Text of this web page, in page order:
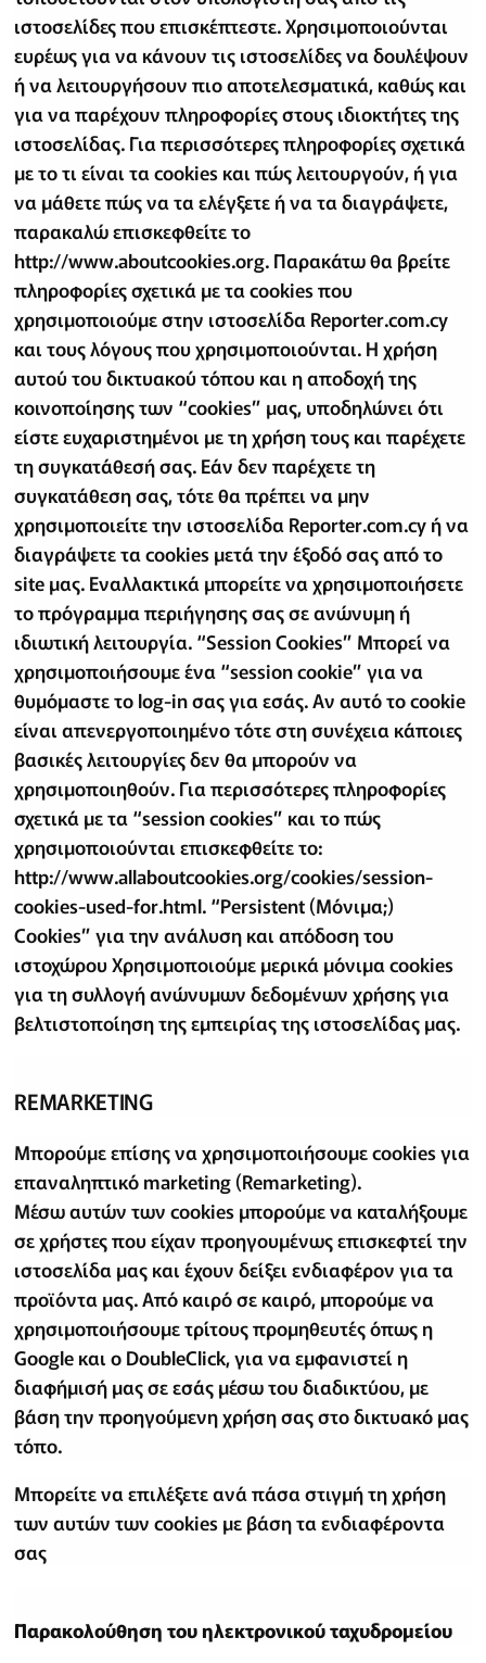
ιστοσελίδες που επισκέπτεστε. Χρησιμοποιούνται
ευρέως για να κάνουν τις ιστοσελίδες να δουλέψουν
ή να λειτουργήσουν πιο αποτελεσματικά, καθώς και
για να παρέχουν πληροφορίες στους ιδιοκτήτες της
ιστοσελίδας. Για περισσότερες πληροφορίες σχετικά
με το τι είναι τα cookies και πώς λειτουργούν, ή για
να μάθετε πώς να τα ελέγξετε ή να τα διαγράψετε,
παρακαλώ επισκεφθείτε το
http://www.aboutcookies.org. Παρακάτω θα βρείτε
πληροφορίες σχετικά με τα cookies που
χρησιμοποιούμε στην ιστοσελίδα Reporter.com.cy
και τους λόγους που χρησιμοποιούνται. Η χρήση
αυτού του δικτυακού τόπου και η αποδοχή της
κοινοποίησης των “cookies” μας, υποδηλώνει ότι
είστε ευχαριστημένοι με τη χρήση τους και παρέχετε
τη συγκατάθεσή σας. Εάν δεν παρέχετε τη
συγκατάθεση σας, τότε θα πρέπει να μην
χρησιμοποιείτε την ιστοσελίδα Reporter.com.cy ή να
διαγράψετε τα cookies μετά την έξοδό σας από το
site μας. Εναλλακτικά μπορείτε να χρησιμοποιήσετε
το πρόγραμμα περιήγησης σας σε ανώνυμη ή
ιδιωτική λειτουργία. “Session Cookies” Μπορεί να
χρησιμοποιήσουμε ένα “session cookie” για να
θυμόμαστε το log-in σας για εσάς. Αν αυτό το cookie
είναι απενεργοποιημένο τότε στη συνέχεια κάποιες
βασικές λειτουργίες δεν θα μπορούν να
χρησιμοποιηθούν. Για περισσότερες πληροφορίες
σχετικά με τα “session cookies” και το πώς
χρησιμοποιούνται επισκεφθείτε το:
http://www.allaboutcookies.org/cookies/session-
cookies-used-for.html. “Persistent (Μόνιμα;)
Cookies” για την ανάλυση και απόδοση του
ιστοχώρου Χρησιμοποιούμε μερικά μόνιμα cookies
για τη συλλογή ανώνυμων δεδομένων χρήσης για
βελτιστοποίηση της εμπειρίας της ιστοσελίδας μας.
REMARKETING
Μπορούμε επίσης να χρησιμοποιήσουμε cookies για
επαναληπτικό marketing (Remarketing).
Μέσω αυτών των cookies μπορούμε να καταλήξουμε
σε χρήστες που είχαν προηγουμένως επισκεφτεί την
ιστοσελίδα μας και έχουν δείξει ενδιαφέρον για τα
προϊόντα μας. Από καιρό σε καιρό, μπορούμε να
χρησιμοποιήσουμε τρίτους προμηθευτές όπως η
Google και ο DoubleClick, για να εμφανιστεί η
διαφήμισή μας σε εσάς μέσω του διαδικτύου, με
βάση την προηγούμενη χρήση σας στο δικτυακό μας
τόπο.
Μπορείτε να επιλέξετε ανά πάσα στιγμή τη χρήση
των αυτών των cookies με βάση τα ενδιαφέροντα
σας
Παρακολούθηση του ηλεκτρονικού ταχυδρομείου